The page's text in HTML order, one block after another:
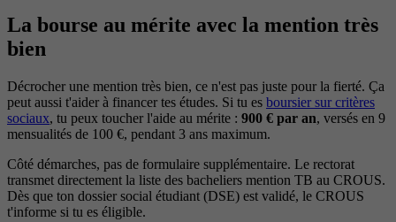
La bourse au mérite avec la mention très
bien
Décrocher une mention très bien, ce n'est pas juste pour la fierté. Ça
peut aussi t'aider à financer tes études. Si tu es boursier sur critères
sociaux, tu peux toucher l'aide au mérite : 900 € par an, versés en 9
mensualités de 100 €, pendant 3 ans maximum.
Côté démarches, pas de formulaire supplémentaire. Le rectorat
transmet directement la liste des bacheliers mention TB au CROUS.
Dès que ton dossier social étudiant (DSE) est validé, le CROUS
t'informe si tu es éligible.